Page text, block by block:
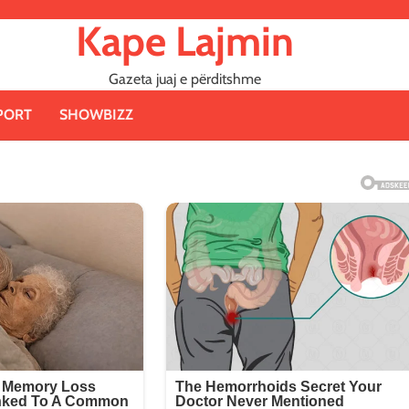
Kape Lajmin
Gazeta juaj e përditshme
SHOWBIZZ